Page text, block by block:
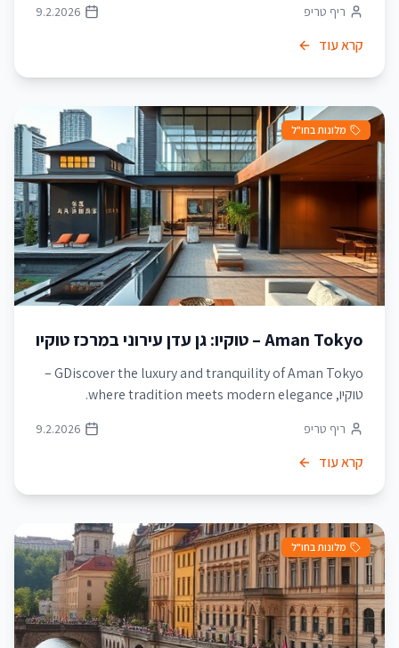
ריף טריפ 9.2.2026
קרא עוד
מלונות בחו"ל
Aman Tokyo – טוקיו: גן עדן עירוני במרכז טוקיו
GDiscover the luxury and tranquility of Aman Tokyo –
טוקיו, where tradition meets modern elegance.
ריף טריפ 9.2.2026
קרא עוד
מלונות בחו"ל